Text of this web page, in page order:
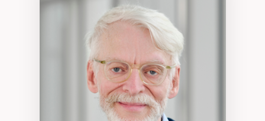
Neuropsychiatrie et neurosciences
Direction d'essais cliniques
Analyse des politiques et pratiques en santé
mentale
Développement de protocoles d'essais
cliniques
Collaboration interfonctionnelle
Leadership en recherche clinique
Développement de cadres politiques
Collaboration avec des entreprises
pharmaceutiques
Rédaction de publications et de rapports